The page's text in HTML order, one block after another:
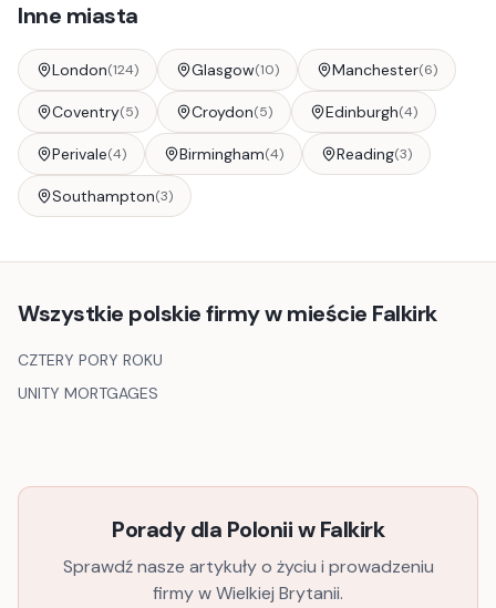
Inne miasta
London(124) Glasgow(10) Manchester(6)
Coventry(5) Croydon(5) Edinburgh(4)
Perivale(4) Birmingham(4) Reading(3)
Southampton(3)
Wszystkie polskie firmy w mieście Falkirk
CZTERY PORY ROKU
UNITY MORTGAGES
Porady dla Polonii wFalkirk
Sprawdź nasze artykuły o życiu i prowadzeniu
firmy w Wielkiej Brytanii.